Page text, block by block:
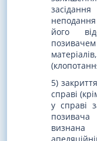
його
5)
справі
у справі